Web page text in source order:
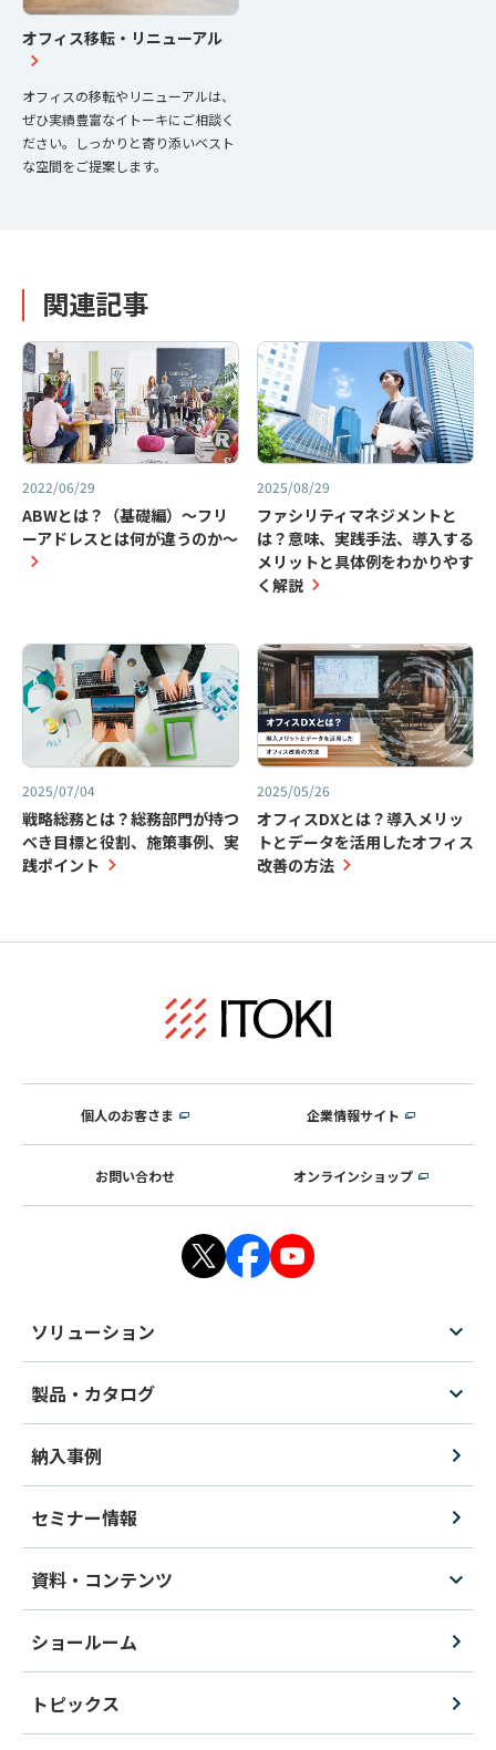
オフィス移転・リニューアル
オフィスの移転やリニューアルは、
ぜひ実績豊富なイトーキにご相談く
ださい。しっかりと寄り添いベスト
な空間をご提案します。
関連記事
2022/06/29
ABWとは？（基礎編）～フリ
ーアドレスとは何が違うのか～
2025/08/29
ファシリティマネジメントと
は？意味、実践手法、導入する
メリットと具体例をわかりやす
く解説
2025/07/04
戦略総務とは？総務部門が持つ
べき目標と役割、施策事例、実
践ポイント
2025/05/26
オフィスDXとは？導入メリッ
トとデータを活用したオフィス
改善の方法
個人のお客さま 企業情報サイト
お問い合わせ オンラインショップ
ソリューション
製品・カタログ
納入事例
セミナー情報
資料・コンテンツ
ショールーム
トピックス